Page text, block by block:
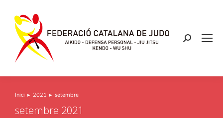
You are here:
Inici 2021 setembre
setembre 2021